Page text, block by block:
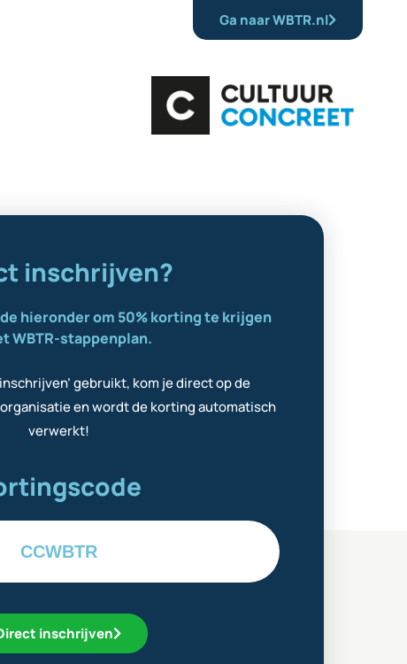
Ga naar WBTR.nl
inschrijven?
hieronder om 50% korting te krijgen
WBTR-stappenplan.
gebruikt, kom je direct op de
en wordt de korting automatisch
verwerkt!
CCWBTR
inschrijven